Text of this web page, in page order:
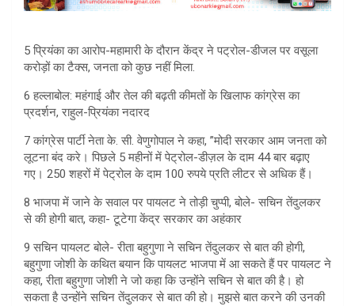
5 प्रियंका का आरोप-महामारी के दौरान केंद्र ने पट्रोल-डीजल पर वसूला
करोड़ों का टैक्स, जनता को कुछ नहीं मिला.
6 हल्लाबोल: महंगाई और तेल की बढ़ती कीमतों के खिलाफ कांग्रेस का
प्रदर्शन, राहुल-प्रियंका नदारद
7 कांग्रेस पार्टी नेता के. सी. वेणुगोपाल ने कहा, ”मोदी सरकार आम जनता को
लूटना बंद करे। पिछले 5 महीनों में पेट्रोल-डीज़ल के दाम 44 बार बढ़ाए
गए। 250 शहरों में पेट्रोल के दाम 100 रुपये प्रति लीटर से अधिक हैं।
8 भाजपा में जाने के सवाल पर पायलट ने तोड़ी चुप्पी, बोले- सचिन तेंदुलकर
से की होगी बात, कहा- टूटेगा केंद्र सरकार का अहंकार
9 सचिन पायलट बोले- रीता बहुगुणा ने सचिन तेंदुलकर से बात की होगी,
बहुगुणा जोशी के कथित बयान कि पायलट भाजपा में आ सकते हैं पर पायलट ने
कहा, रीता बहुगुणा जोशी ने जो कहा कि उन्होंने सचिन से बात की है। हो
सकता है उन्होंने सचिन तेंदुलकर से बात की हो। मुझसे बात करने की उनकी